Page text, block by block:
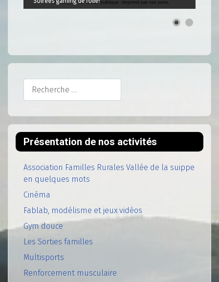
Rechercher
Présentation de nos activités
Association Familles Rurales Vallée de la suippe
en quelques mots
Cinéma
Fablab, modélisme et jeux vidéos
Gym douce
Les Sorties familles
Multisports
Renforcement musculaire